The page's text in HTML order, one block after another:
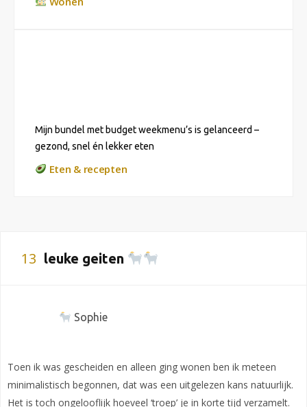
Mijn bundel met budget weekmenu’s is gelanceerd –
gezond, snel én lekker eten
Eten & recepten
13 leuke geiten
Sophie
Toen ik was gescheiden en alleen ging wonen ben ik meteen
minimalistisch begonnen, dat was een uitgelezen kans natuurlijk.
Het is toch ongelooflijk hoeveel ‘troep’ je in korte tijd verzamelt.